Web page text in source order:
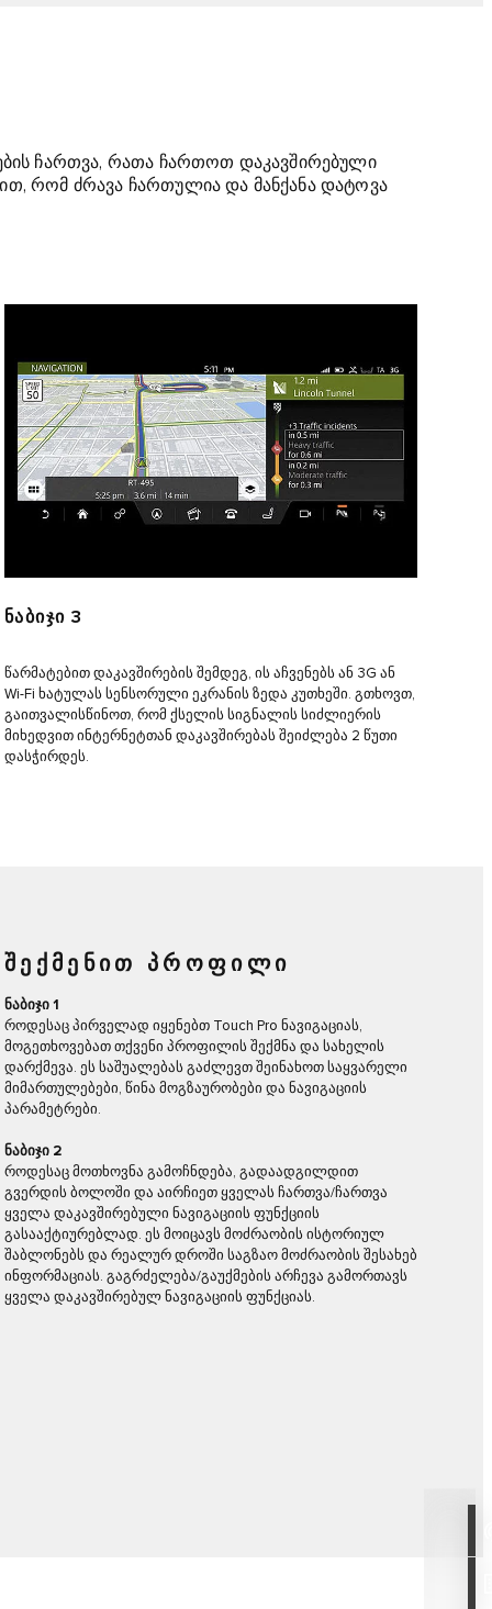
ჩართვა, რათა ჩართოთ დაკავშირებული
რომ ძრავა ჩართულია და მანქანა დატოვა
ᲜᲐᲑᲘᲯᲘ 3
წარმატებით დაკავშირების შემდეგ, ის აჩვენებს ან 3G ან
Wi-Fi ხატულას სენსორული ეკრანის ზედა კუთხეში. გთხოვთ,
გაითვალისწინოთ, რომ ქსელის სიგნალის სიძლიერის
მიხედვით ინტერნეტთან დაკავშირებას შეიძლება 2 წუთი
დასჭირდეს.
ᲨᲔᲥᲛᲔᲜᲘᲗ ᲞᲠᲝᲤᲘᲚᲘ
ნაბიჯი 1
როდესაც პირველად იყენებთ Touch Pro ნავიგაციას,
მოგეთხოვებათ თქვენი პროფილის შექმნა და სახელის
დარქმევა. ეს საშუალებას გაძლევთ შეინახოთ საყვარელი
მიმართულებები, წინა მოგზაურობები და ნავიგაციის
პარამეტრები.
ნაბიჯი 2
როდესაც მოთხოვნა გამოჩნდება, გადაადგილდით
გვერდის ბოლოში და აირჩიეთ ყველას ჩართვა/ჩართვა
ყველა დაკავშირებული ნავიგაციის ფუნქციის
გასააქტიურებლად. ეს მოიცავს მოძრაობის ისტორიულ
შაბლონებს და რეალურ დროში საგზაო მოძრაობის შესახებ
ინფორმაციას. გაგრძელება/გაუქმების არჩევა გამორთავს
ყველა დაკავშირებულ ნავიგაციის ფუნქციას.